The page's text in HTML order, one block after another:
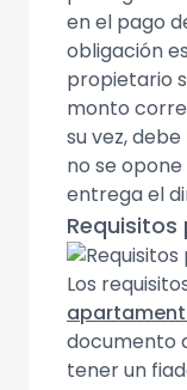
en el pago
obligación
propietario
monto
su vez,
no se
entrega el
Requisitos
Los
documento
tener un